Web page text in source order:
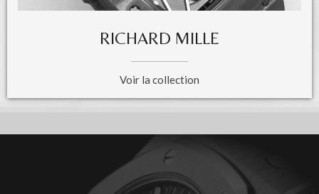
RICHARD MILLE
Voir la collection